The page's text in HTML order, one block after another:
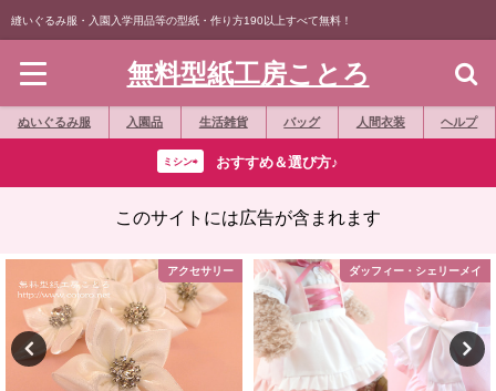
縫いぐるみ服・入園入学用品等の型紙・作り方190以上すべて無料！
無料型紙工房ことろ
ぬいぐるみ服 入園品 生活雑貨 バッグ 人間衣装 ヘルプ
ミシン⇨ おすすめ＆選び方♪
このサイトには広告が含まれます
アクセサリー ダッフィー・シェリーメイ